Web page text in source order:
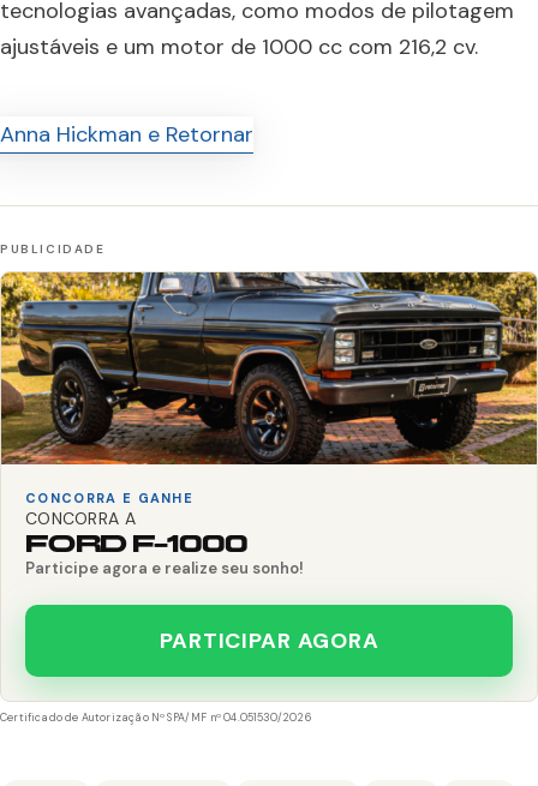
tecnologias avançadas, como modos de pilotagem
ajustáveis e um motor de 1000 cc com 216,2 cv.
CONCORRA E GANHE
CONCORRA A
FORD F-1000
Participe agora e realize seu sonho!
PARTICIPAR AGORA
Certificado de Autorização Nº SPA/MF nº 04.051530/2026